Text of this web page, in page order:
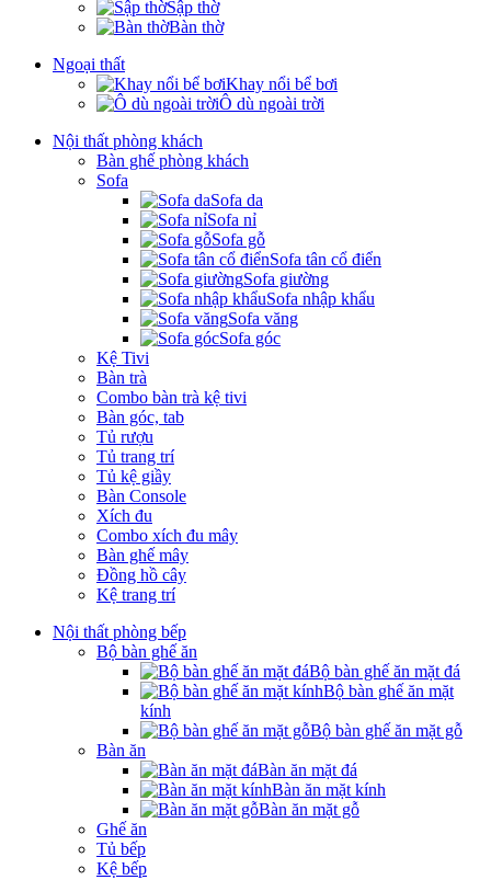
Sập thờ
Bàn thờ
Ngoại thất
Khay nổi bể bơi
Ô dù ngoài trời
Nội thất phòng khách
Bàn ghế phòng khách
Sofa
Sofa da
Sofa nỉ
Sofa gỗ
Sofa tân cổ điển
Sofa giường
Sofa nhập khẩu
Sofa văng
Sofa góc
Kệ Tivi
Bàn trà
Combo bàn trà kệ tivi
Bàn góc, tab
Tủ rượu
Tủ trang trí
Tủ kệ giầy
Bàn Console
Xích đu
Combo xích đu mây
Bàn ghế mây
Đồng hồ cây
Kệ trang trí
Nội thất phòng bếp
Bộ bàn ghế ăn
Bộ bàn ghế ăn mặt đá
Bộ bàn ghế ăn mặt
kính
Bộ bàn ghế ăn mặt gỗ
Bàn ăn
Bàn ăn mặt đá
Bàn ăn mặt kính
Bàn ăn mặt gỗ
Ghế ăn
Tủ bếp
Kệ bếp